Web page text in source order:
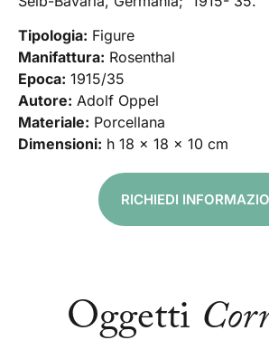
Tipologia: Figure
Manifattura: Rosenthal
Epoca: 1915/35
Autore: Adolf Oppel
Materiale: Porcellana
Dimensioni: h 18 x 18 x 10 cm
RICHIEDI
Oggetti